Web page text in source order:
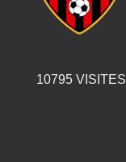
10795VISITES